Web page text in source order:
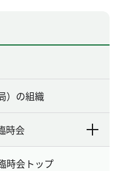
）の組織
時会
時会トップ